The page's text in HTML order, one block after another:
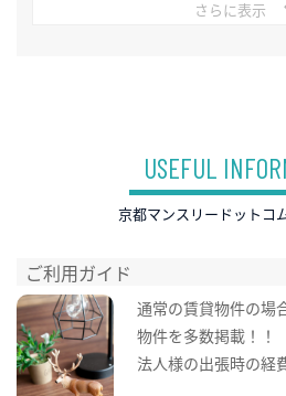
さらに表示
USEFUL
京都マンスリードットコ
ご利用ガイド
通常の賃貸物件の場
物件を多数掲載！！
法人様の出張時の経